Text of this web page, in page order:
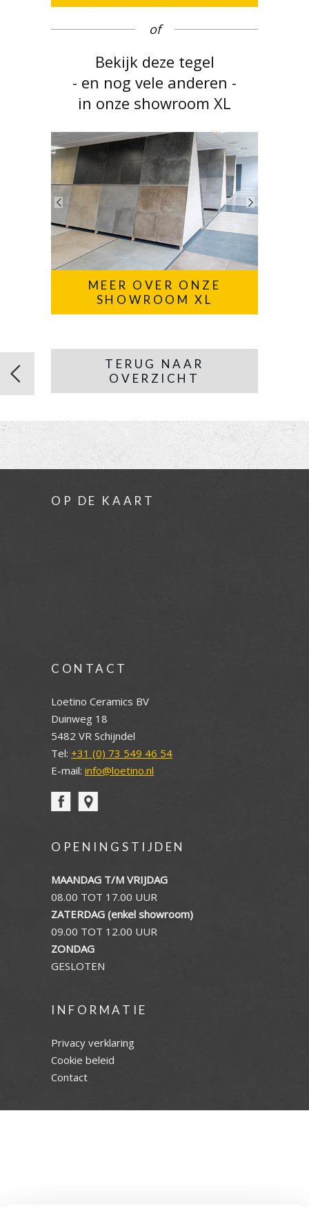
of
Bekijk deze tegel
- en nog vele anderen -
in onze showroom XL
MEER OVER ONZE
SHOWROOM XL
TERUG NAAR
OVERZICHT
OP DE KAART
CONTACT
Loetino Ceramics BV
Duinweg 18
5482 VR Schijndel
Tel: +31 (0) 73 549 46 54
E-mail: info@loetino.nl
OPENINGSTIJDEN
MAANDAG T/M VRIJDAG
08.00 TOT 17.00 UUR
ZATERDAG (enkel showroom)
09.00 TOT 12.00 UUR
ZONDAG
GESLOTEN
INFORMATIE
Privacy verklaring
Cookie beleid
Contact